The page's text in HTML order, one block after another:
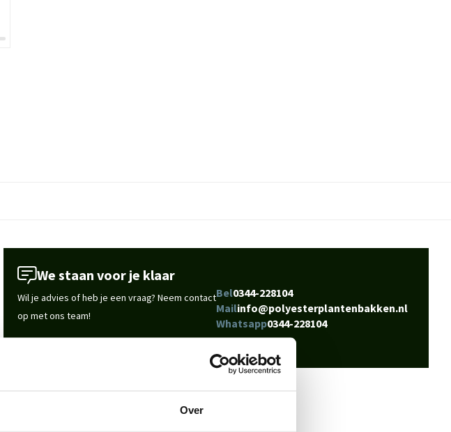
Over
We staan voor je klaar
Wil je advies of heb je een vraag? Neem contact
op met ons team!
Start chat
Bel0344-228104
Mailinfo@polyesterplantenbakken.nl
Whatsapp0344-228104